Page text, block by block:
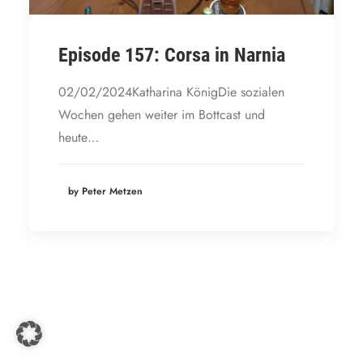
Episode 157: Corsa in Narnia
02/02/2024Katharina KönigDie sozialen
Wochen gehen weiter im Bottcast und
heute…
by Peter Metzen